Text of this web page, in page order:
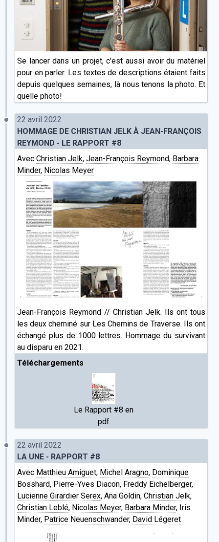
Se lancer dans un projet, c'est aussi avoir du matériel
pour en parler. Les textes de descriptions étaient faits
depuis quelques semaines, là nous tenons la photo. Et
quelle photo!
22 avril 2022
HOMMAGE DE CHRISTIAN JELK À JEAN-FRANÇOIS
REYMOND - LE RAPPORT #8
Avec Christian Jelk, Jean-François Reymond, Barbara
Minder, Nicolas Meyer
Jean-François Reymond // Christian Jelk. Ils ont tous
les deux cheminé sur Les Chemins de Traverse. Ils ont
échangé plus de 1000 lettres. Hommage du survivant
au disparu en 2021.
Téléchargements
Le Rapport #8 en
pdf
22 avril 2022
LA UNE - RAPPORT #8
Avec Matthieu Amiguet, Michel Aragno, Dominique
Bosshard, Pierre-Yves Diacon, Freddy Eichelberger,
Lucienne Girardier Serex, Ana Göldin, Christian Jelk,
Christian Leblé, Nicolas Meyer, Barbara Minder, Iris
Minder, Patrice Neuenschwander, David Légeret